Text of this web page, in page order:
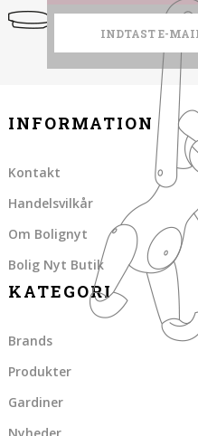
INFORMATION
Kontakt
Handelsvilkår
Om Bolignyt
Bolig Nyt Butik
KATEGORI
Brands
Produkter
Gardiner